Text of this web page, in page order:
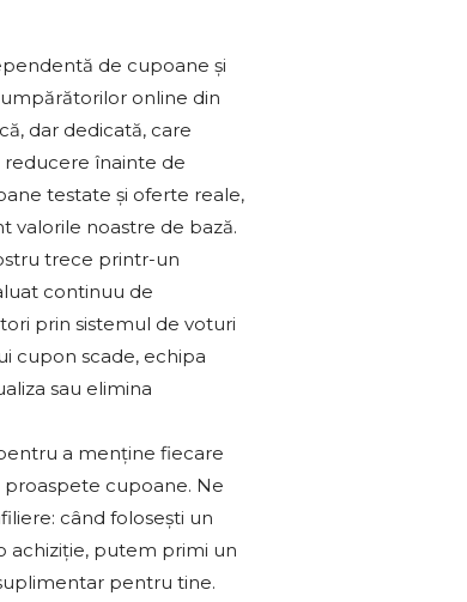
de cupoane și
online din
dar dedicată, care
înainte de
testate și oferte reale,
valorile noastre de bază.
trece printr-un
continuu de
prin sistemul de voturi
cupon scade, echipa
sau elimina
a menține fiecare
cupoane. Ne
când folosești un
achiziție, putem primi un
pentru tine.